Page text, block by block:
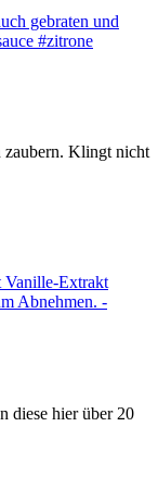
zaubern. Klingt nicht
diese hier über 20